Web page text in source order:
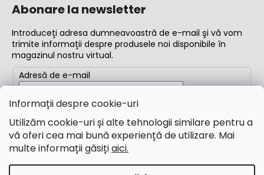
Informații despre cookie-uri
Utilizăm cookie-uri și alte tehnologii similare pentru a
vă oferi cea mai bună experiență de utilizare. Mai
multe informații găsițiaici.
Abonare la newsletter
Introduceţi adresa dumneavoastră de e-mail şi vă vom
trimite informaţii despre produsele noi disponibile în
magazinul nostru virtual.
Adresă de e-mail
Completând adresa de e-mail, acceptați
condițiile
ABONARE